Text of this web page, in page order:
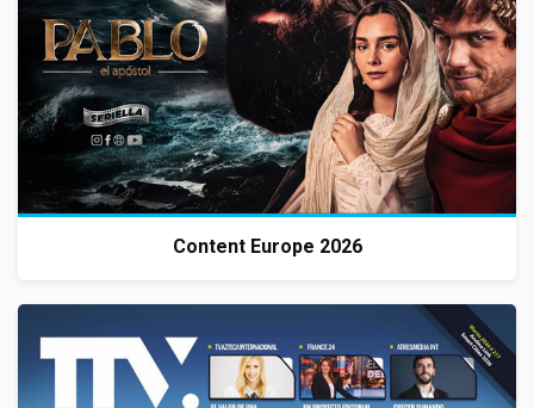
Content Europe 2026